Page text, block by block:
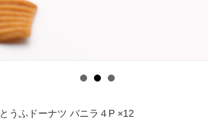
とうふドーナツ バニラ４P ×12